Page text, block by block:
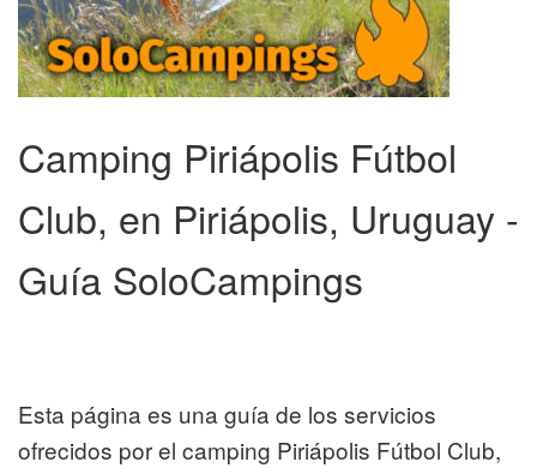
Camping Piriápolis Fútbol
Club, en Piriápolis, Uruguay -
Guía SoloCampings
Esta página es una guía de los servicios
ofrecidos por el camping Piriápolis Fútbol Club,